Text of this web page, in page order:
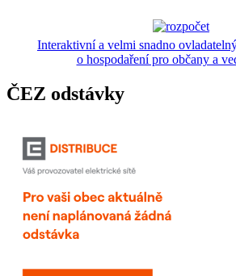
Interaktivní a velmi snadno
o hospodaření pro občany a
ČEZ odstávky